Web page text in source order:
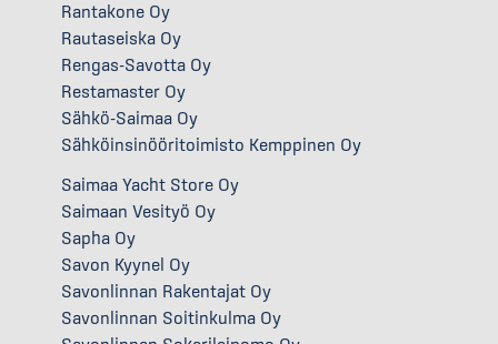
Rantakone Oy
Rautaseiska Oy
Rengas-Savotta Oy
Restamaster Oy
Sähkö-Saimaa Oy
Sähköinsinööritoimisto Kemppinen Oy
Saimaa Yacht Store Oy
Saimaan Vesityö Oy
Sapha Oy
Savon Kyynel Oy
Savonlinnan Rakentajat Oy
Savonlinnan Soitinkulma Oy